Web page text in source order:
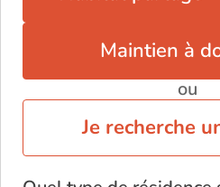
Maintien à
ou
Je recherche